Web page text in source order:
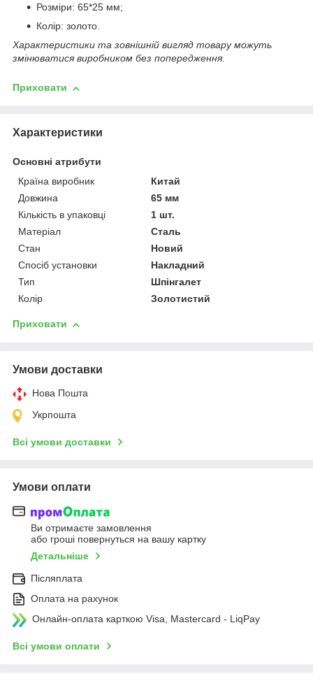
Розміри: 65*25 мм;
Колір: золото.
Характеристики та зовнішній вигляд товару можуть
змінюватися виробником без попередження.
Приховати
Характеристики
Основні атрибути
Країна виробник
Китай
Довжина
65 мм
Кількість в упаковці
1 шт.
Матеріал
Сталь
Стан
Новий
Спосіб установки
Накладний
Тип
Шпінгалет
Колір
Золотистий
Приховати
Умови доставки
Нова Пошта
Укрпошта
Всі умови доставки
Умови оплати
Ви отримаєте замовлення
або гроші повернуться на вашу картку
Детальніше
Післяплата
Оплата на рахунок
Онлайн-оплата карткою Visa, Mastercard - LiqPay
Всі умови оплати